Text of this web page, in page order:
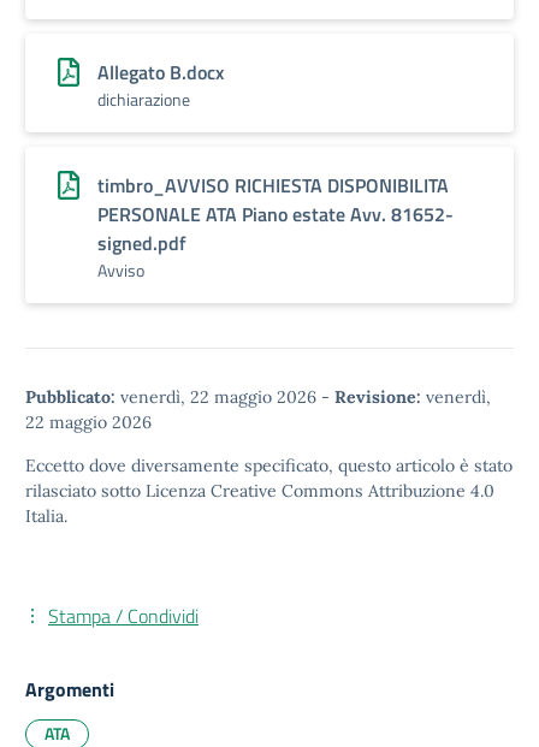
Allegato B.docx
dichiarazione
timbro_AVVISO RICHIESTA DISPONIBILITA
PERSONALE ATA Piano estate Avv. 81652-
signed.pdf
Avviso
Pubblicato: venerdì, 22 maggio 2026 - Revisione: venerdì,
22 maggio 2026
Eccetto dove diversamente specificato, questo articolo è stato
rilasciato sotto Licenza Creative Commons Attribuzione 4.0
Italia.
Stampa / Condividi
Argomenti
ATA